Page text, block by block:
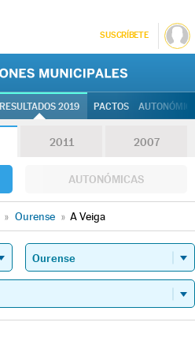
SUSCRÍBETE
RESULTADOS 2019 PACTOS
2011 2007
AUTONÓMICAS
» Ourense » A Veiga